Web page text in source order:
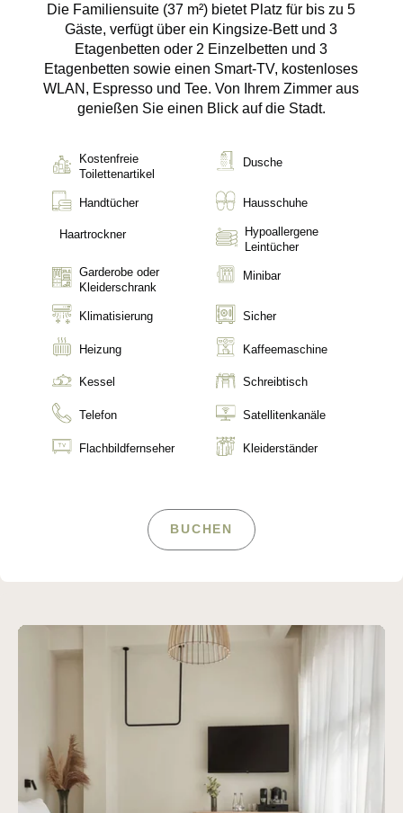
Die Familiensuite (37 m²) bietet Platz für bis zu 5
Gäste, verfügt über ein Kingsize-Bett und 3
Etagenbetten oder 2 Einzelbetten und 3
Etagenbetten sowie einen Smart-TV, kostenloses
WLAN, Espresso und Tee. Von Ihrem Zimmer aus
genießen Sie einen Blick auf die Stadt.
Kostenfreie
Toilettenartikel
Dusche
Handtücher Hausschuhe
Haartrockner
Hypoallergene
Leintücher
Garderobe oder
Kleiderschrank
Minibar
Klimatisierung Sicher
Heizung Kaffeemaschine
Kessel Schreibtisch
Telefon Satellitenkanäle
Flachbildfernseher Kleiderständer
BUCHEN